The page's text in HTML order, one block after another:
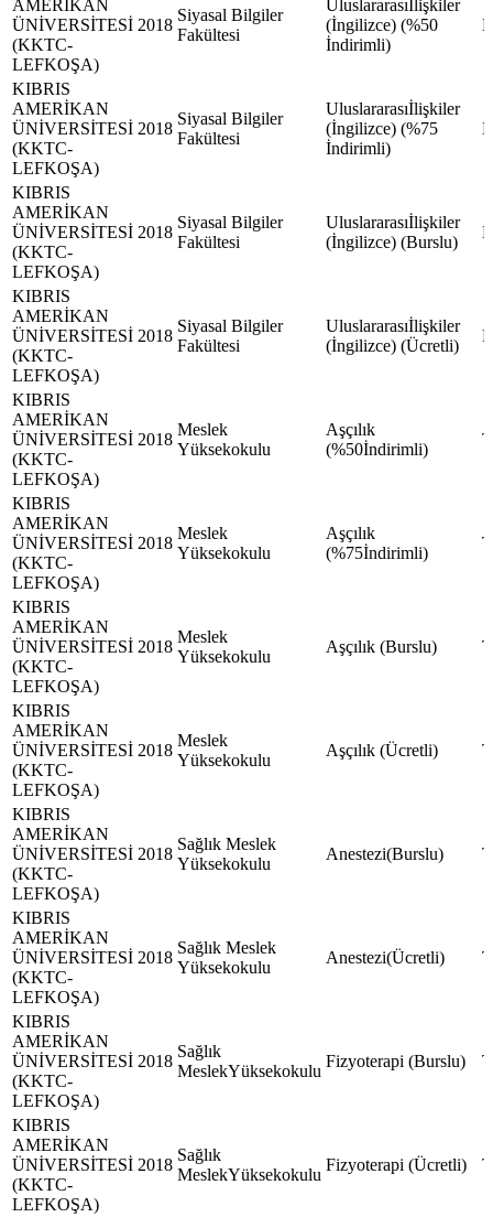
AMERİKAN
ÜNİVERSİTESİ
(KKTC-
LEFKOŞA)
2018
Siyasal Bilgiler
Fakültesi
Uluslararasıİlişkiler
(İngilizce) (%50
İndirimli)
KIBRIS
AMERİKAN
ÜNİVERSİTESİ
(KKTC-
LEFKOŞA)
2018
Siyasal Bilgiler
Fakültesi
Uluslararasıİlişkiler
(İngilizce) (%75
İndirimli)
KIBRIS
AMERİKAN
ÜNİVERSİTESİ
(KKTC-
LEFKOŞA)
2018
Siyasal Bilgiler
Fakültesi
Uluslararasıİlişkiler
(İngilizce) (Burslu)
KIBRIS
AMERİKAN
ÜNİVERSİTESİ
(KKTC-
LEFKOŞA)
2018
Siyasal Bilgiler
Fakültesi
Uluslararasıİlişkiler
(İngilizce) (Ücretli)
KIBRIS
AMERİKAN
ÜNİVERSİTESİ
(KKTC-
LEFKOŞA)
2018
Meslek
Yüksekokulu
Aşçılık
(%50İndirimli)
KIBRIS
AMERİKAN
ÜNİVERSİTESİ
(KKTC-
LEFKOŞA)
2018
Meslek
Yüksekokulu
Aşçılık
(%75İndirimli)
KIBRIS
AMERİKAN
ÜNİVERSİTESİ
(KKTC-
LEFKOŞA)
2018
Meslek
Yüksekokulu
Aşçılık (Burslu)
KIBRIS
AMERİKAN
ÜNİVERSİTESİ
(KKTC-
LEFKOŞA)
2018
Meslek
Yüksekokulu
Aşçılık (Ücretli)
KIBRIS
AMERİKAN
ÜNİVERSİTESİ
(KKTC-
LEFKOŞA)
2018
Sağlık Meslek
Yüksekokulu
Anestezi(Burslu)
KIBRIS
AMERİKAN
ÜNİVERSİTESİ
(KKTC-
LEFKOŞA)
2018
Sağlık Meslek
Yüksekokulu
Anestezi(Ücretli)
KIBRIS
AMERİKAN
ÜNİVERSİTESİ
(KKTC-
LEFKOŞA)
2018
Sağlık
MeslekYüksekokulu
Fizyoterapi (Burslu)
KIBRIS
AMERİKAN
ÜNİVERSİTESİ
(KKTC-
LEFKOŞA)
2018
Sağlık
MeslekYüksekokulu
Fizyoterapi (Ücretli)